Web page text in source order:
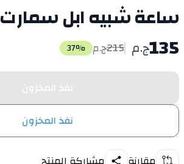
ساعة شبيه ابل سمارت
135ج.م 215ج.م 37%
نفذ المخزون
نفذ المخزون